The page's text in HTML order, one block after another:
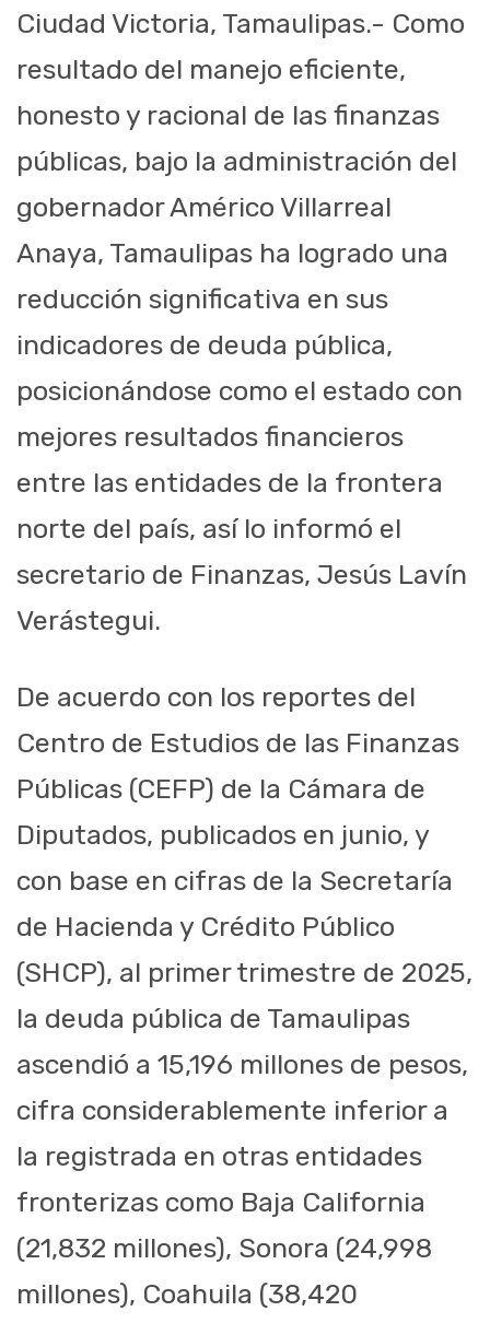
Ciudad Victoria, Tamaulipas.- Como
resultado del manejo eficiente,
honesto y racional de las finanzas
públicas, bajo la administración del
gobernador Américo Villarreal
Anaya, Tamaulipas ha logrado una
reducción significativa en sus
indicadores de deuda pública,
posicionándose como el estado con
mejores resultados financieros
entre las entidades de la frontera
norte del país, así lo informó el
secretario de Finanzas, Jesús Lavín
Verástegui.
De acuerdo con los reportes del
Centro de Estudios de las Finanzas
Públicas (CEFP) de la Cámara de
Diputados, publicados en junio, y
con base en cifras de la Secretaría
de Hacienda y Crédito Público
(SHCP), al primer trimestre de 2025,
la deuda pública de Tamaulipas
ascendió a 15,196 millones de pesos,
cifra considerablemente inferior a
la registrada en otras entidades
fronterizas como Baja California
(21,832 millones), Sonora (24,998
millones), Coahuila (38,420